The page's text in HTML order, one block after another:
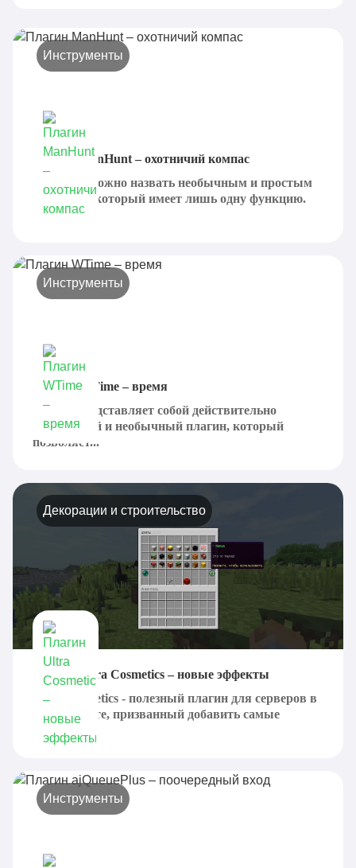
Инструменты
Плагин ManHunt – охотничий компас
ManHunt можно назвать необычным и простым
плагином, который имеет лишь одну функцию.
Он...
Инструменты
Плагин WTime – время
WTime представляет собой действительно
интересный и необычный плагин, который
позволяет...
Декорации и строительство
Плагин Ultra Cosmetics – новые эффекты
Ultra Cosmetics - полезный плагин для серверов в
Майнкрафте, призванный добавить самые
разные...
Инструменты